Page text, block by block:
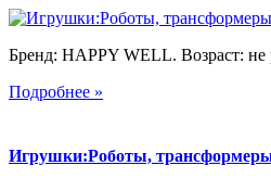
Бренд: HAPPY WELL. Возраст: не
Подробнее »
Игрушки:Роботы,